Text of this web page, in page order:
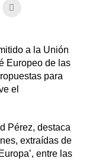
a la Unión
Europeo de las
para
el
Pérez, destaca
extraídas de
entre las